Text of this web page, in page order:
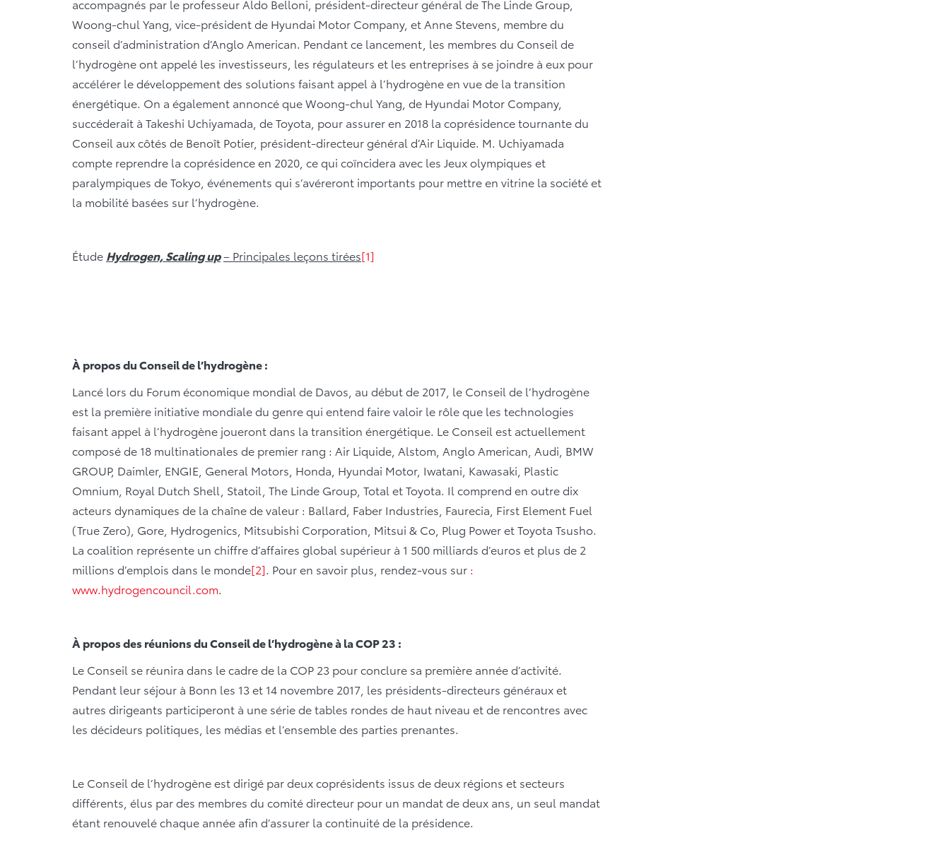
accompagnés par le professeur Aldo Belloni, président-directeur général de The Linde Group,
Woong-chul Yang, vice-président de Hyundai Motor Company, et Anne Stevens, membre du
conseil d’administration d’Anglo American. Pendant ce lancement, les membres du Conseil de
l’hydrogène ont appelé les investisseurs, les régulateurs et les entreprises à se joindre à eux pour
accélérer le développement des solutions faisant appel à l’hydrogène en vue de la transition
énergétique. On a également annoncé que Woong-chul Yang, de Hyundai Motor Company,
succéderait à Takeshi Uchiyamada, de Toyota, pour assurer en 2018 la coprésidence tournante du
Conseil aux côtés de Benoît Potier, président-directeur général d’Air Liquide. M. Uchiyamada
compte reprendre la coprésidence en 2020, ce qui coïncidera avec les Jeux olympiques et
paralympiques de Tokyo, événements qui s’avéreront importants pour mettre en vitrine la société et
la mobilité basées sur l’hydrogène.
Étude Hydrogen, Scaling up– Principales leçons tirées[1]
À propos du Conseil de l’hydrogène :
Lancé lors du Forum économique mondial de Davos, au début de 2017, le Conseil de l’hydrogène
est la première initiative mondiale du genre qui entend faire valoir le rôle que les technologies
faisant appel à l’hydrogène joueront dans la transition énergétique. Le Conseil est actuellement
composé de 18 multinationales de premier rang : Air Liquide, Alstom, Anglo American, Audi, BMW
GROUP, Daimler, ENGIE, General Motors, Honda, Hyundai Motor, Iwatani, Kawasaki, Plastic
Omnium, Royal Dutch Shell, Statoil, The Linde Group, Total et Toyota. Il comprend en outre dix
acteurs dynamiques de la chaîne de valeur : Ballard, Faber Industries, Faurecia, First Element Fuel
(True Zero), Gore, Hydrogenics, Mitsubishi Corporation, Mitsui & Co, Plug Power et Toyota Tsusho.
La coalition représente un chiffre d’affaires global supérieur à 1 500 milliards d’euros et plus de 2
millions d’emplois dans le monde[2]. Pour en savoir plus, rendez-vous sur :
www.hydrogencouncil.com.
À propos des réunions du Conseil de l’hydrogène à la COP 23 :
Le Conseil se réunira dans le cadre de la COP 23 pour conclure sa première année d’activité.
Pendant leur séjour à Bonn les 13 et 14 novembre 2017, les présidents-directeurs généraux et
autres dirigeants participeront à une série de tables rondes de haut niveau et de rencontres avec
les décideurs politiques, les médias et l’ensemble des parties prenantes.
Le Conseil de l’hydrogène est dirigé par deux coprésidents issus de deux régions et secteurs
différents, élus par des membres du comité directeur pour un mandat de deux ans, un seul mandat
étant renouvelé chaque année afin d’assurer la continuité de la présidence.